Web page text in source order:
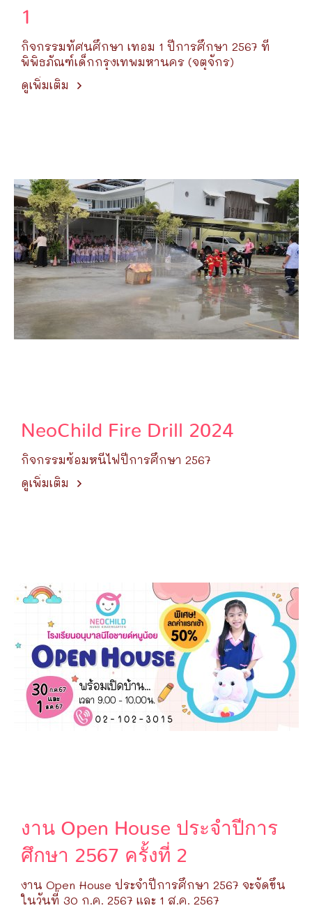
1
กิจกรรมทัศนศึกษา เทอม 1 ปีการศึกษา 2567 ที่
พิพิธภัณฑ์เด็กกรุงเทพมหานคร (จตุจักร)
ดูเพิ่มเติม
NeoChild Fire Drill 2024
กิจกรรมซ้อมหนีไฟปีการศึกษา 2567
ดูเพิ่มเติม
งาน Open House ประจำปีการ
ศึกษา 2567 ครั้งที่ 2
งาน Open House ประจำปีการศึกษา 2567 จะจัดขึ้น
ในวันที่ 30 ก.ค. 2567 และ 1 ส.ค. 2567